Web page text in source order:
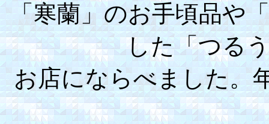
「寒蘭」のお手頃品や
した「つる
お店にならべました。